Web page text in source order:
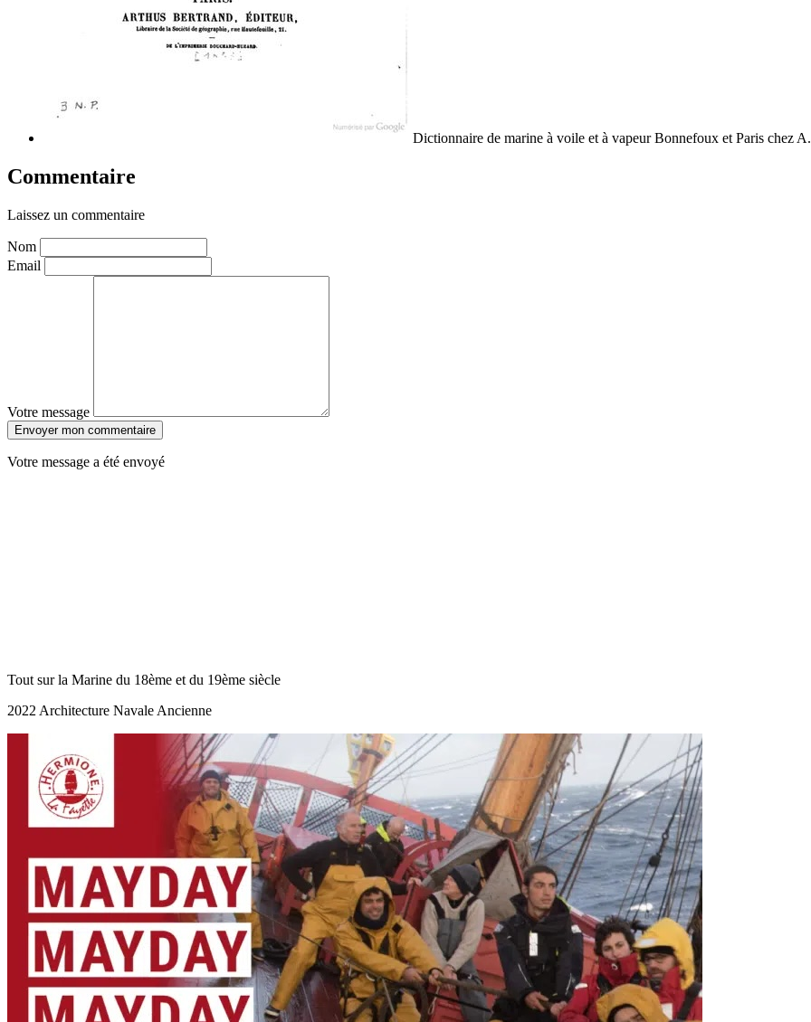
Dictionnaire de marine à voile et à vapeurBonnefoux et Paris chez
Commentaire
Laissez un commentaire
Nom
Email
Votre message
Envoyer mon commentaire
Votre message a été envoyé
Tout sur la Marine du 18ème et du 19ème siècle
2022 Architecture Navale Ancienne